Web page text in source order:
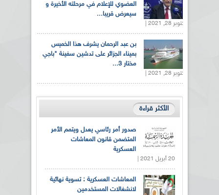
العضوي للإعلام في مرحلته الأخيرة و
سيعرض قريبا...
أكتوبر 28, 2021 |
بن عبد الرحمان يشرف هذا الخميس
بميناء الجزائر على تدشين سفينة "باجي
مختار 3...
أكتوبر 28, 2021 |
الأكثر قراءة
صدور أمر رئاسي يعدل ويتمم الأمر
المتضمن قانون المعاشات
العسكرية
20 أبريل 2021 |
المعاشات العسكرية : تسوية نهائية
لانشغالات المستخدمين